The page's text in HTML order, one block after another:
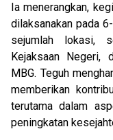
Ia menerangkan,
dilaksanakan pada
sejumlah lokasi,
Kejaksaan Negeri,
MBG. Teguh
memberikan
terutama dalam
peningkatan